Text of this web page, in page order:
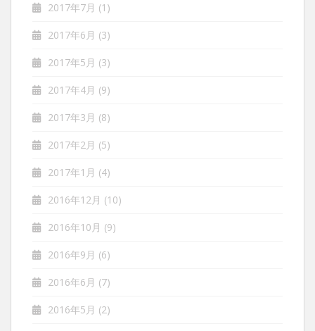
2017年7月 (1)
2017年6月 (3)
2017年5月 (3)
2017年4月 (9)
2017年3月 (8)
2017年2月 (5)
2017年1月 (4)
2016年12月 (10)
2016年10月 (9)
2016年9月 (6)
2016年6月 (7)
2016年5月 (2)